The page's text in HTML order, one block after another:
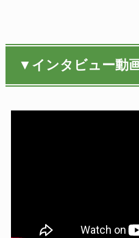
▼インタビュー動